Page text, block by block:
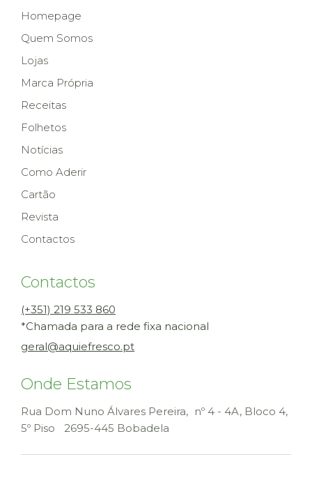
Homepage
Quem Somos
Lojas
Marca Própria
Receitas
Folhetos
Notícias
Como Aderir
Cartão
Revista
Contactos
Contactos
(+351) 219 533 860
*Chamada para a rede fixa nacional
geral@aquiefresco.pt
Onde Estamos
Rua Dom Nuno Álvares Pereira, nº 4 - 4A, Bloco 4,
5º Piso 2695-445 Bobadela